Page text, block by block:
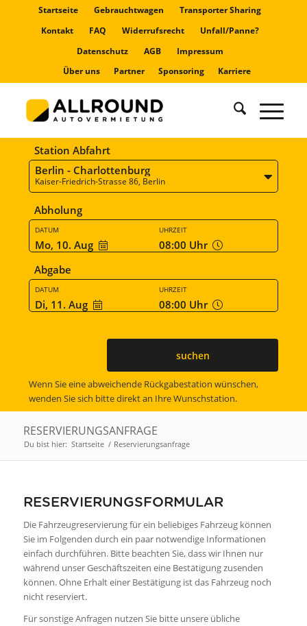
Startseite Gebrauchtwagen
Transporter Sharing
Kontakt
FAQ Widerrufsrecht
Unfall/Panne?
Datenschutz
AGB
Impressum
Über uns
Partner Sponsoring Karriere
Station Abfahrt
Berlin - Charlottenburg
Kaiser-Friedrich-Strasse 86, Berlin
Abholung
DATUM
Mo, 10. Aug
UHRZEIT
08:00 Uhr
Abgabe
DATUM
Di, 11. Aug
UHRZEIT
08:00 Uhr
suchen
Wenn Sie eine abweichende Rückgabestation wünschen,
wenden Sie sich bitte direkt an Ihre Wunschstation.
RESERVIERUNGSANFRAGE
Du bist hier: Startseite / Reservierungsanfrage
RESERVIERUNGSFORMULAR
Die Fahrzeugreservierung für ein beliebiges Fahrzeug können
Sie im Folgenden durch ein paar notwendige Informationen
einfach durchführen. Bitte beachten Sie, dass wir Ihnen nur
während unser Geschäftszeiten eine Bestätigung zusenden
können. Ohne Erhalt einer Bestätigung ist das Fahrzeug noch
nicht reserviert.
Für sonstige Anfragen nutzen Sie bitte unsere übliche